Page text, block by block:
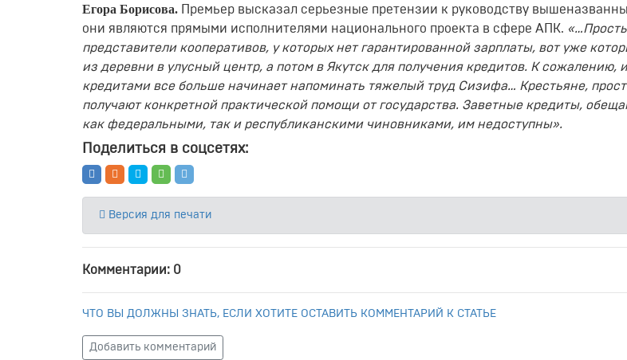
Егора Борисова.
Премьер высказал серьезные претензии к руководству
они являются прямыми исполнителями национального проекта в сфере АПК.
представители кооперативов, у которых нет гарантированной зарплаты, вот уже
из деревни в улусный центр, а потом в Якутск для получения кредитов. К сожалению,
кредитами все больше начинает напоминать тяжелый труд Сизифа… Крестьяне,
получают конкретной практической помощи от государства. Заветные кредиты,
как федеральными, так и республиканскими чиновниками, им недоступны».
Поделиться в соцсетях:
Версия для печати
Комментарии: 0
ЧТО ВЫ ДОЛЖНЫ ЗНАТЬ, ЕСЛИ ХОТИТЕ ОСТАВИТЬ КОММЕНТАРИЙ К СТАТЬЕ
Добавить комментарий